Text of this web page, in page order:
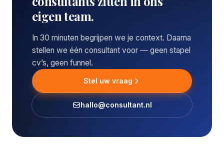
eigen team.
In 30 minuten begrijpen we je context. Daarna
stellen we één consultant voor — geen stapel
cv’s, geen funnel.
Stel uw vraag
hallo@consultant.nl